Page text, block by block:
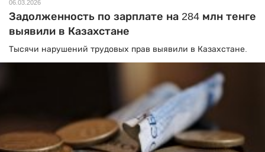
06.03.2026
Задолженность по зарплате на 284 млн тенге
выявили в Казахстане
Тысячи нарушений трудовых прав выявили в Казахстане.